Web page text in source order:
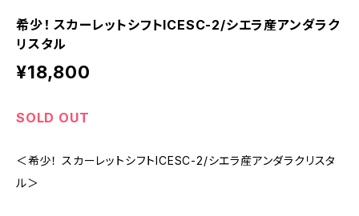
希少！ スカーレットシフトICESC-2/シエラ産アンダラク
リスタル
¥18,800
SOLD OUT
＜希少！ スカーレットシフトICESC-2/シエラ産アンダラクリスタ
ル＞